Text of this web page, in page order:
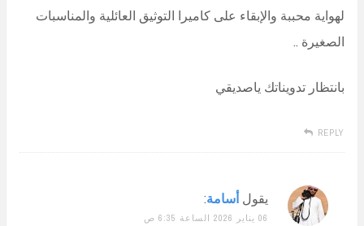
لهواية محببة والإبقاء على كاميرا التوثيق العائلية والمناسبات
الصغيرة ..
بانتظار تدويناتك ياصديقي
REPLY
يقول أسامة:
06 يناير 2026 الساعة 6:35 ص